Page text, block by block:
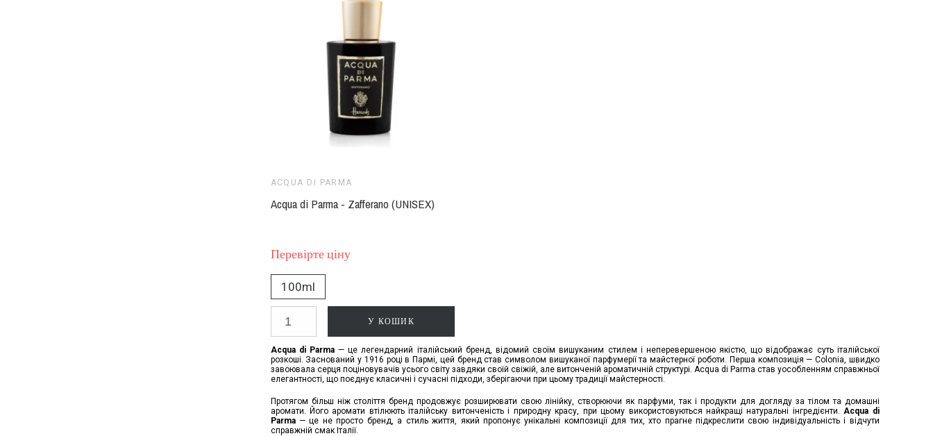
ACQUA DI PARMA
Acqua di Parma - Zafferano (UNISEX)
Перевірте ціну
100ml
У КОШИК
Acqua di Parma— це легендарний італійський бренд, відомий своїм вишуканим стилем і неперевершеною якістю, що відображає суть італійської
розкоші. Заснований у 1916 році в Пармі, цей бренд став символом вишуканої парфумерії та майстерної роботи. Перша композиція — Colonia, швидко
завоювала серця поціновувачів усього світу завдяки своїй свіжій, але витонченій ароматичній структурі. Acqua di Parma став уособленням справжньої
елегантності, що поєднує класичні і сучасні підходи, зберігаючи при цьому традиції майстерності.
Протягом більш ніж століття бренд продовжує розширювати свою лінійку, створюючи як парфуми, так і продукти для догляду за тілом та домашні
аромати. Його аромати втілюють італійську витонченість і природну красу, при цьому використовуються найкращі натуральні інгредієнти.Acqua di
Parma— це не просто бренд, а стиль життя, який пропонує унікальні композиції для тих, хто прагне підкреслити свою індивідуальність і відчути
справжній смак Італії.